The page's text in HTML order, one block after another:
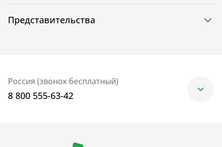
Представительства
Россия (звонок бесплатный)
8 800 555-63-42